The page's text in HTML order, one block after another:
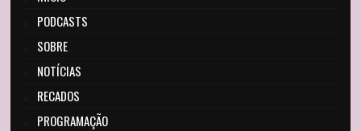
PODCASTS
SOBRE
NOTÍCIAS
RECADOS
PROGRAMAÇÃO